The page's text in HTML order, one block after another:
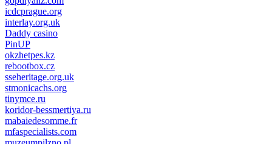
icdcprague.org
interlay.org.uk
Daddy casino
PinUP
okzhetpes.kz
rebootbox.cz
sseheritage.org.uk
stmonicachs.org
tinymce.ru
koridor-bessmertiya.ru
mabaiedesomme.fr
mfaspecialists.com